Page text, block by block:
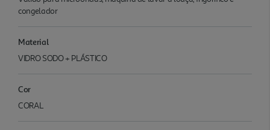
congelador
Material
VIDRO SODO + PLÁSTICO
Cor
CORAL